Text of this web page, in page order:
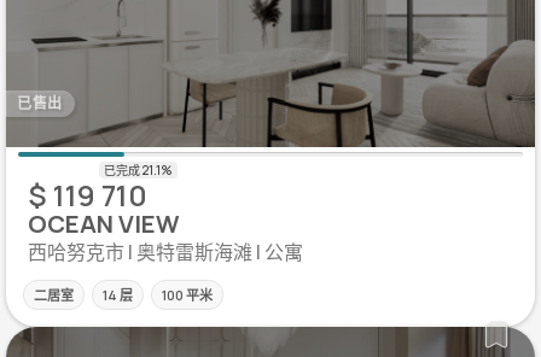
已售出
$ 119 710
OCEAN VIEW
西哈努克市 | 奥特雷斯海滩 | 公寓
二居室 14 层 100 平米